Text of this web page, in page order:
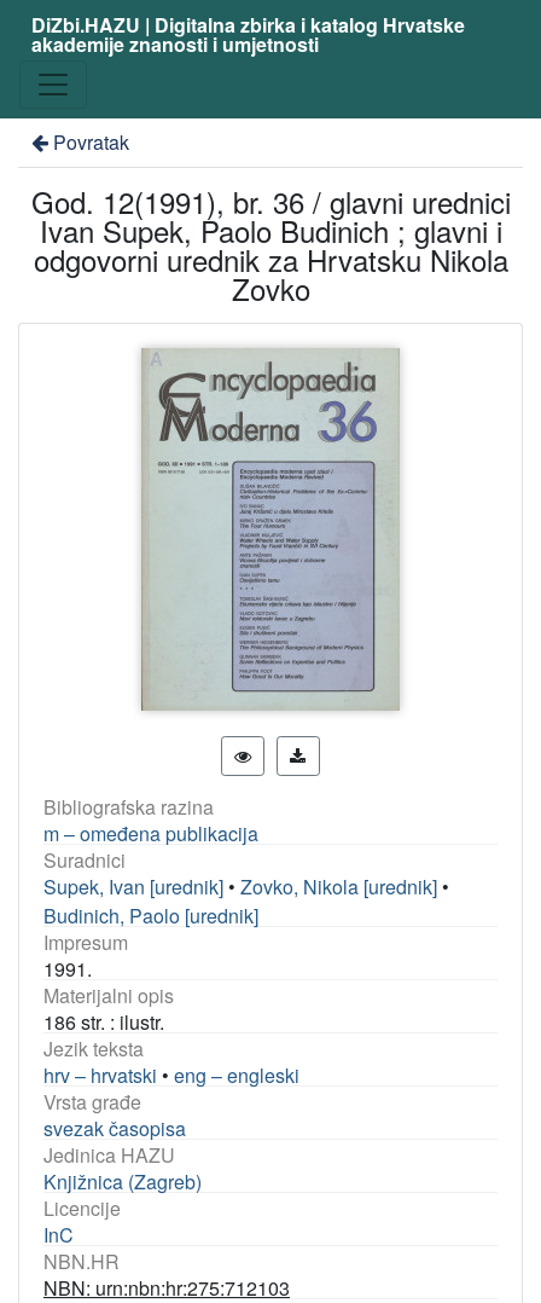
DiZbi.HAZU | Digitalna zbirka i katalog Hrvatske
akademije znanosti i umjetnosti
Povratak
God. 12(1991), br. 36 / glavni urednici
Ivan Supek, Paolo Budinich ; glavni i
odgovorni urednik za Hrvatsku Nikola
Zovko
Bibliografska razina
m – omeđena publikacija
Suradnici
Supek, Ivan [urednik] • Zovko, Nikola [urednik] •
Budinich, Paolo [urednik]
Impresum
1991.
Materijalni opis
186 str. : ilustr.
Jezik teksta
hrv – hrvatski • eng – engleski
Vrsta građe
svezak časopisa
Jedinica HAZU
Knjižnica (Zagreb)
Licencije
InC
NBN.HR
NBN: urn:nbn:hr:275:712103